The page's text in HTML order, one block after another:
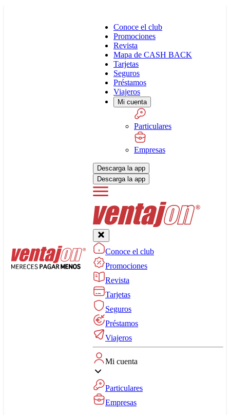
Conoce el club
Promociones
Revista
Mapa de CASH BACK
Tarjetas
Seguros
Préstamos
Viajeros
Mi cuenta
Particulares
Empresas
Descarga la app
Descarga la app
Conoce el club
Promociones
Revista
Tarjetas
Seguros
Préstamos
Viajeros
Mi cuenta
Particulares
Empresas